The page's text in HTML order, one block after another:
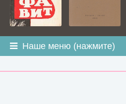
Наше меню (нажмите)